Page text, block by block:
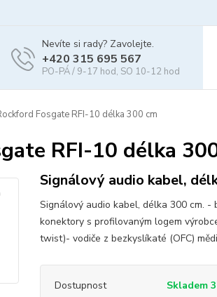
Nevíte si rady? Zavolejte.
+420 315 695 567
PO-PÁ / 9-17 hod, SO 10-12 hod
Fosgate RFI-10 délka 300 cm
RFI-10 délka
Signálový audio kabel,
Signálový audio kabel, délka 300 cm. -
konektory s profilovaným logem
twist)- vodiče z bezkyslíkaté (OFC) mědi
Dostupnost
Skladem